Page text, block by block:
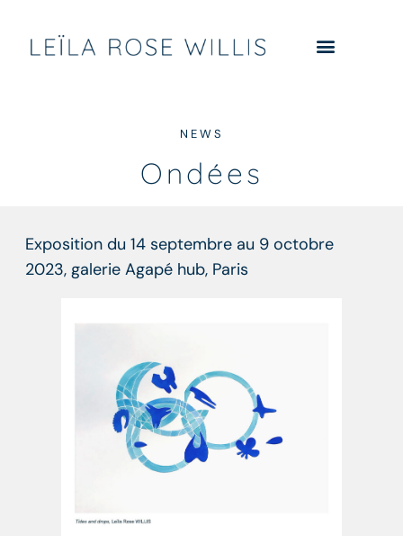
NEWS
Ondées
Exposition du 14 septembre au 9 octobre
2023, galerie Agapé hub, Paris